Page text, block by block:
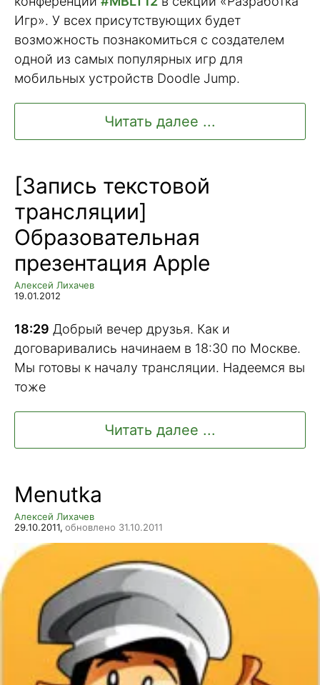
Игр». У всех присутствующих будет
возможность познакомиться с создателем
одной из самых популярных игр для
мобильных устройств Doodle Jump.
Читать далее ...
[Запись текстовой
трансляции]
Образовательная
презентация Apple
Алексей Лихачев
19.01.2012
18:29 Добрый вечер друзья. Как и
договаривались начинаем в 18:30 по Москве.
Мы готовы к началу трансляции. Надеемся вы
тоже
Читать далее ...
Menutka
Алексей Лихачев
29.10.2011, обновлено 31.10.2011